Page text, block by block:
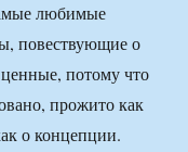
любимые
повествующие о
потому что
прожито как
о концепции.